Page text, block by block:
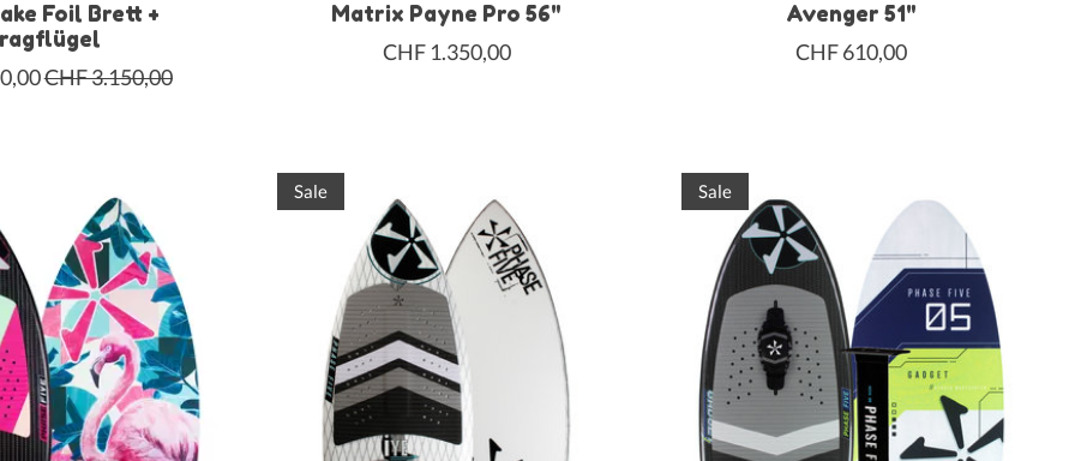
Foil Brett +
CHF 3.150,00
Matrix Payne Pro 56"
CHF 1.350,00
Avenger 51"
CHF 610,00
Sale Sale